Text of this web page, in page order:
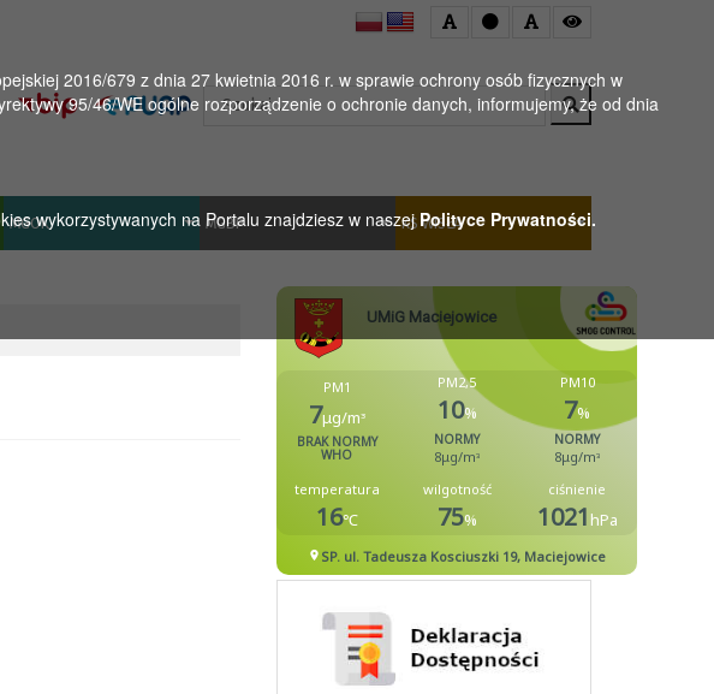
2016/679 z dnia 27 kwietnia 2016 r. w sprawie ochrony osób fizycznych w
95/46/WE ogólne rozporządzenie o ochronie danych, informujemy, że od dnia
wykorzystywanych na Portalu znajdziesz w naszejPolityce Prywatności.
Wyszukaj
MGOK MGBP KS WISŁA